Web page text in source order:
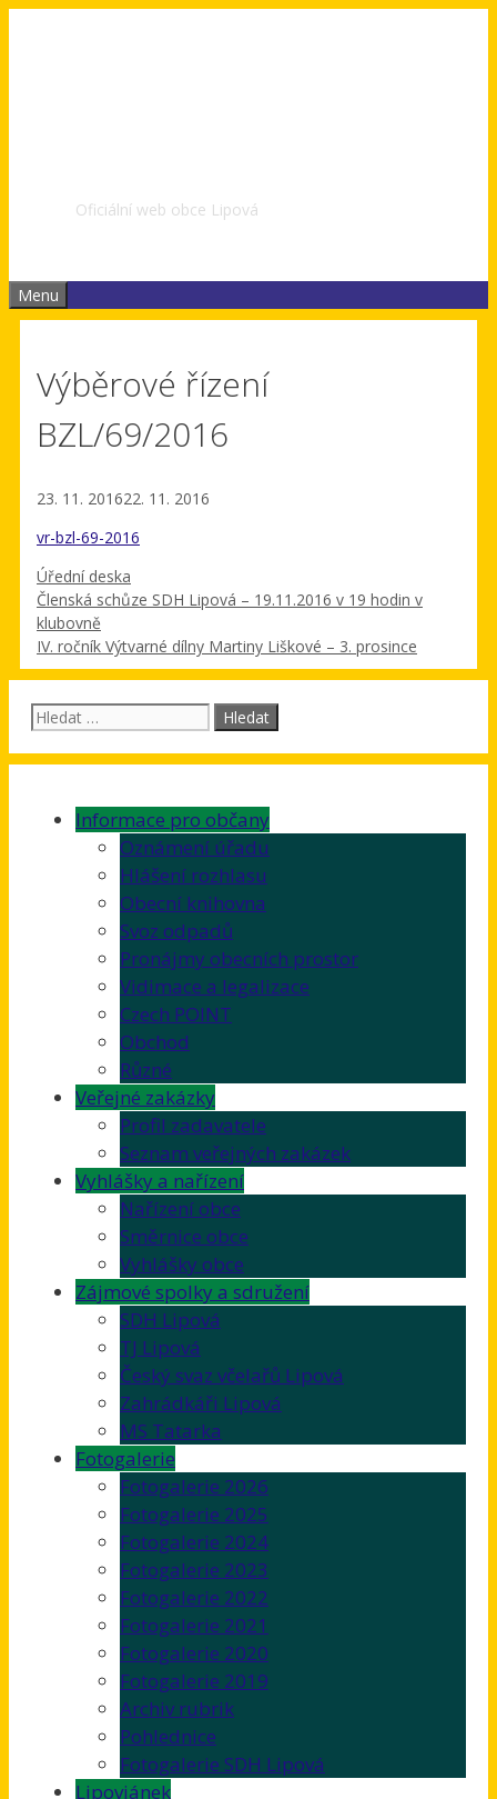
Oficiální web obce Lipová
Menu
Výběrové řízení
BZL/69/2016
23. 11. 201622. 11. 2016
vr-bzl-69-2016
Rubriky
Úřední deska
Členská schůze SDH Lipová – 19.11.2016 v 19 hodin v
klubovně
IV. ročník Výtvarné dílny Martiny Liškové – 3. prosince
Hledat:
Informace pro občany
Oznámení úřadu
Hlášení rozhlasu
Obecní knihovna
Svoz odpadů
Pronájmy obecních prostor
Vidimace a legalizace
Czech POINT
Obchod
Různé
Veřejné zakázky
Profil zadavatele
Seznam veřejných zakázek
Vyhlášky a nařízení
Nařízení obce
Směrnice obce
Vyhlášky obce
Zájmové spolky a sdružení
SDH Lipová
TJ Lipová
Český svaz včelařů Lipová
Zahrádkáři Lipová
MS Tatarka
Fotogalerie
Fotogalerie 2026
Fotogalerie 2025
Fotogalerie 2024
Fotogalerie 2023
Fotogalerie 2022
Fotogalerie 2021
Fotogalerie 2020
Fotogalerie 2019
Archiv rubrik
Pohlednice
Fotogalerie SDH Lipová
Lipovjánek